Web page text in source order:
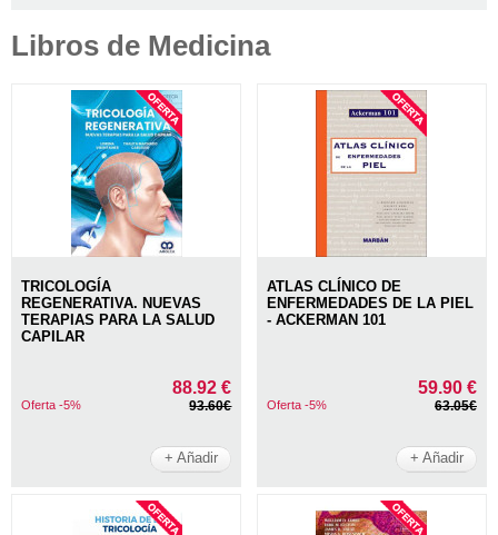
Libros de Medicina
TRICOLOGÍA
REGENERATIVA. NUEVAS
TERAPIAS PARA LA SALUD
CAPILAR
88.92 €
Oferta -5% 93.60€
+ Añadir
ATLAS CLÍNICO DE
ENFERMEDADES DE LA PIEL
- ACKERMAN 101
59.90 €
Oferta -5% 63.05€
+ Añadir